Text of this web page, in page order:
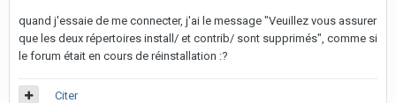
quand j'essaie de me connecter, j'ai le message "Veuillez vous assurer
que les deux répertoires install/ et contrib/ sont supprimés", comme si
le forum était en cours de réinstallation :?
Citer